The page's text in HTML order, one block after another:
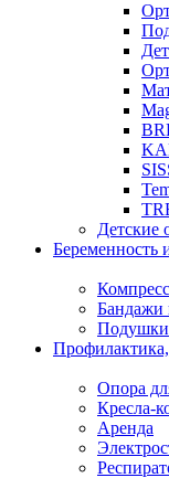
Детские
Беременность
Бандажи
Подушки
Опора
Кресла-
Аренда